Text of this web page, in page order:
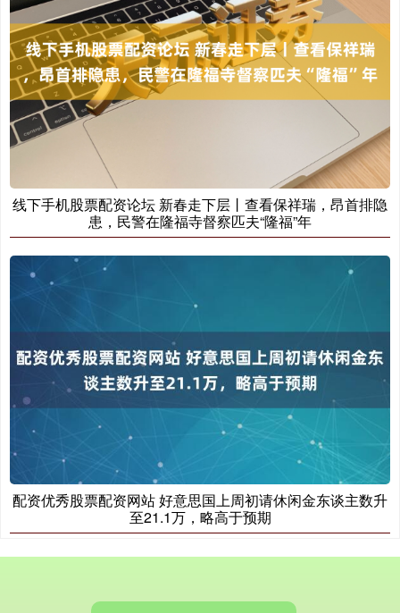
基金指数 +0.08%
国债指数 229.61 +0.02 +0.01%
线下手机股票配资论坛 新春走下层丨查看保祥瑞，昂首排隐
患，民警在隆福寺督察匹夫“隆福”年
配资优秀股票配资网站 好意思国上周初请休闲金东谈主数升
至21.1万，略高于预期